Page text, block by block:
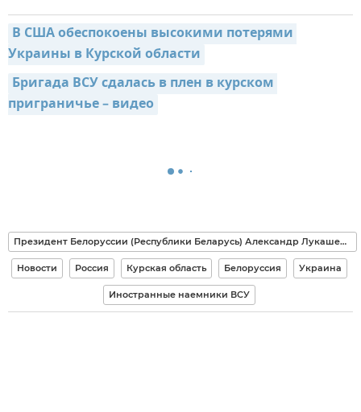
В США обеспокоены высокими потерями
Украины в Курской области
Бригада ВСУ сдалась в плен в курском
приграничье – видео
Президент Белоруссии (Республики Беларусь) Александр Лукашенко
Новости Россия Курская область Белоруссия Украина
Иностранные наемники ВСУ